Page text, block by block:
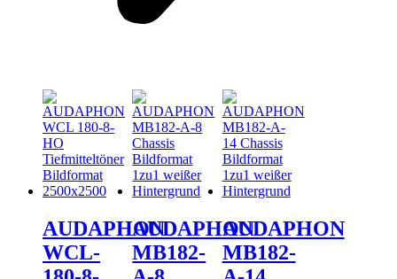
AUDAPHON
WCL-
AUDAPHON
MB182-
AUDAPHON
MB182-